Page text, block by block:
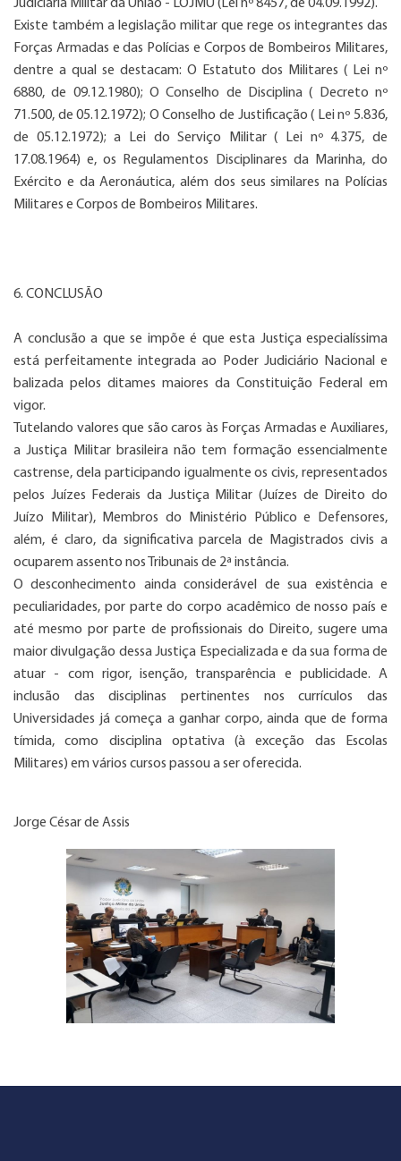
Judiciária Militar da União - LOJMU (Lei nº 8457, de 04.09.1992).
Existe também a legislação militar que rege os integrantes das
Forças Armadas e das Polícias e Corpos de Bombeiros Militares,
dentre a qual se destacam: O Estatuto dos Militares ( Lei nº
6880, de 09.12.1980); O Conselho de Disciplina ( Decreto nº
71.500, de 05.12.1972); O Conselho de Justificação ( Lei nº 5.836,
de 05.12.1972); a Lei do Serviço Militar ( Lei nº 4.375, de
17.08.1964) e, os Regulamentos Disciplinares da Marinha, do
Exército e da Aeronáutica, além dos seus similares na Polícias
Militares e Corpos de Bombeiros Militares.
6. CONCLUSÃO
A conclusão a que se impõe é que esta Justiça especialíssima
está perfeitamente integrada ao Poder Judiciário Nacional e
balizada pelos ditames maiores da Constituição Federal em
vigor.
Tutelando valores que são caros às Forças Armadas e Auxiliares,
a Justiça Militar brasileira não tem formação essencialmente
castrense, dela participando igualmente os civis, representados
pelos Juízes Federais da Justiça Militar (Juízes de Direito do
Juízo Militar), Membros do Ministério Público e Defensores,
além, é claro, da significativa parcela de Magistrados civis a
ocuparem assento nos Tribunais de 2ª instância.
O desconhecimento ainda considerável de sua existência e
peculiaridades, por parte do corpo acadêmico de nosso país e
até mesmo por parte de profissionais do Direito, sugere uma
maior divulgação dessa Justiça Especializada e da sua forma de
atuar - com rigor, isenção, transparência e publicidade. A
inclusão das disciplinas pertinentes nos currículos das
Universidades já começa a ganhar corpo, ainda que de forma
tímida, como disciplina optativa (à exceção das Escolas
Militares) em vários cursos passou a ser oferecida.
Jorge César de Assis